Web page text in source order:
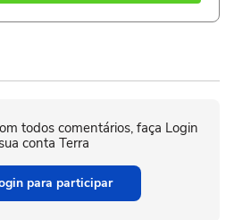
todos comentários, faça Login
conta Terra
para participar